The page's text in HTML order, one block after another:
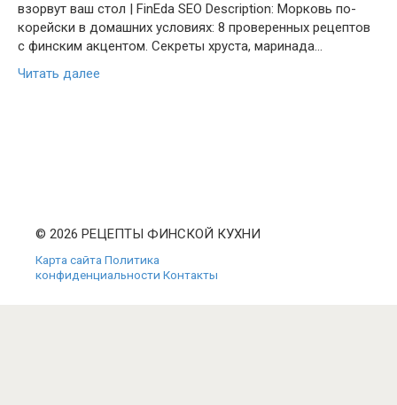
взорвут ваш стол | FinEda SEO Description: Морковь по-
корейски в домашних условиях: 8 проверенных рецептов
с финским акцентом. Секреты хруста, маринада…
Читать далее
© 2026 РЕЦЕПТЫ ФИНСКОЙ КУХНИ
Карта сайта Политика
конфиденциальности Контакты